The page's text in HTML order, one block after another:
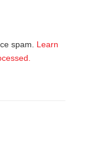
spam. Learn